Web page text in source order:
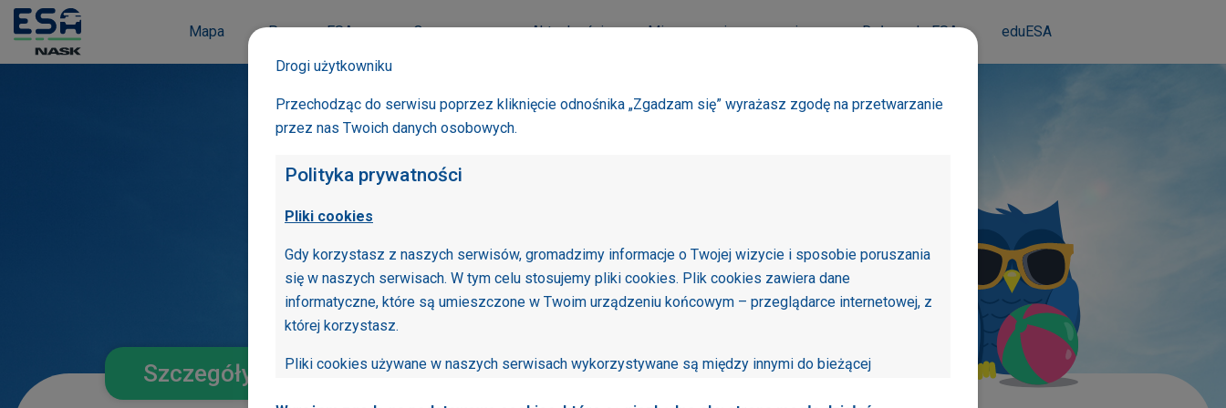
Mapa Program ESA O smogu Aktualności Mierzymy się ze smogiem Dołącz do ESA eduESA
Szczegóły szkoły
Sprawdźaktualne
pomiary smogu
Drogi użytkowniku
Przechodząc do serwisu poprzez kliknięcie odnośnika „Zgadzam się” wyrażasz zgodę na przetwarzanie
przez nas Twoich danych osobowych.
Polityka prywatności
Pliki cookies
Gdy korzystasz z naszych serwisów, gromadzimy informacje o Twojej wizycie i sposobie poruszania
się w naszych serwisach. W tym celu stosujemy pliki cookies. Plik cookies zawiera dane
informatyczne, które są umieszczone w Twoim urządzeniu końcowym – przeglądarce internetowej, z
której korzystasz.
Pliki cookies używane w naszych serwisach wykorzystywane są między innymi do bieżącej